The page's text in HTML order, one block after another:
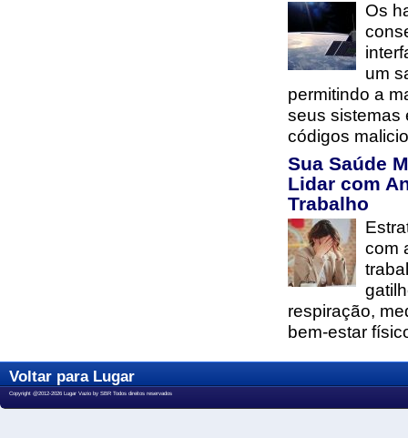
Os
um
permitindo a
seus sistemas
códigos
Sua Saúde
Lidar com
Trabalho
com
respiração,
bem-estar
Voltar para Lugar
Copyright @2012-2026 Lugar Vazio by SBR Todos direitos reservados